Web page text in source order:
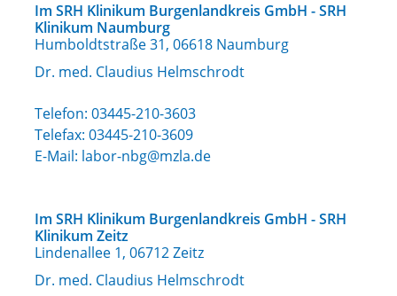
Im SRH Klinikum Burgenlandkreis GmbH - SRH
Klinikum Naumburg
Humboldtstraße 31, 06618 Naumburg
Dr. med. Claudius Helmschrodt
Telefon: 03445-210-3603
Telefax: 03445-210-3609
E-Mail: labor-nbg@mzla.de
Im SRH Klinikum Burgenlandkreis GmbH - SRH
Klinikum Zeitz
Lindenallee 1, 06712 Zeitz
Dr. med. Claudius Helmschrodt